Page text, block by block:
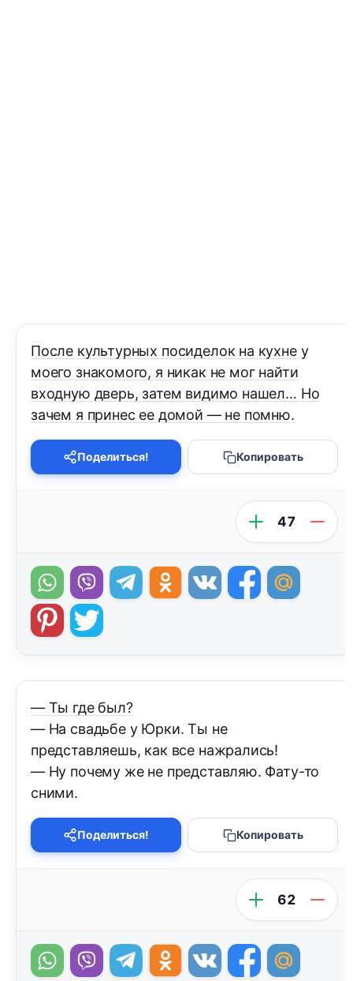
После культурных посиделок на кухне у
моего знакомого, я никак не мог найти
входную дверь, затем видимо нашел… Но
зачем я принес ее домой — не помню.
Поделиться! Копировать
47
— Ты где был?
— На свадьбе у Юрки. Ты не
представляешь, как все нажрались!
— Ну почему же не представляю. Фату-то
сними.
Поделиться! Копировать
62